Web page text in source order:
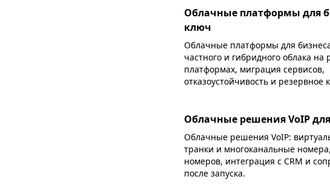
Облачные платформы для
ключ
Облачные платформы для
частного и гибридного облака на
платформах, миграция сервисов,
отказоустойчивость и резервное
Облачные решения VoIP
Облачные решения VoIP:
транки и многоканальные
номеров, интеграция с CRM и
после запуска.